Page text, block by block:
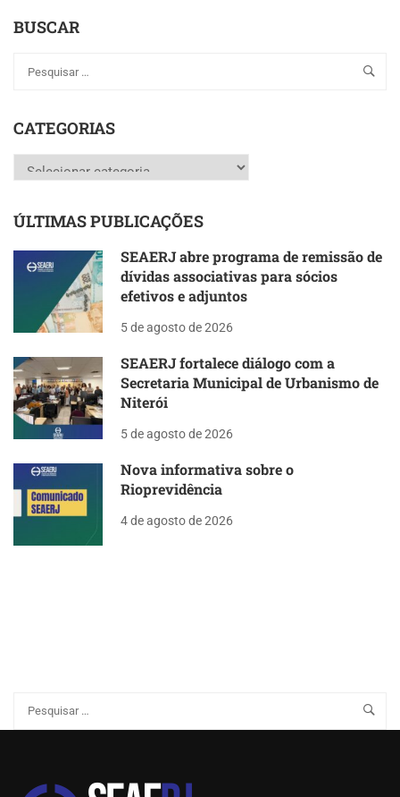
BUSCAR
CATEGORIAS
Categorias
ÚLTIMAS PUBLICAÇÕES
SEAERJ abre programa de remissão de
dívidas associativas para sócios
efetivos e adjuntos
5 de agosto de 2026
SEAERJ fortalece diálogo com a
Secretaria Municipal de Urbanismo de
Niterói
5 de agosto de 2026
Nova informativa sobre o
Rioprevidência
4 de agosto de 2026